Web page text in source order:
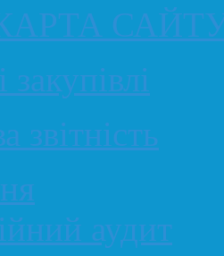
звітність
аудит